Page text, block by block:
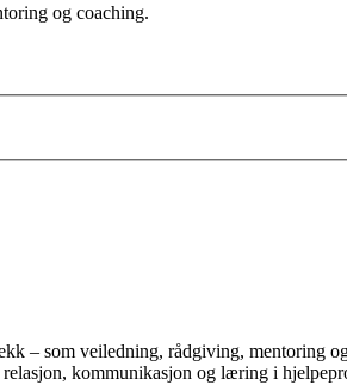
og coaching.
– som veiledning, rådgiving,
kommunikasjon og læring i